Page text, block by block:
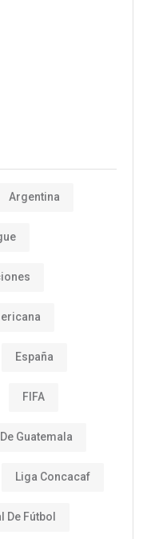
Argentina
España
FIFA
Guatemala
Liga Concacaf
De Fútbol